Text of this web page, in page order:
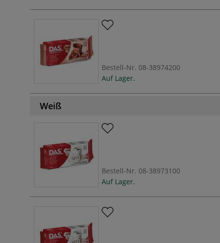
Bestell-Nr. 08-38974200
Auf Lager.
Weiß
Bestell-Nr. 08-38973100
Auf Lager.